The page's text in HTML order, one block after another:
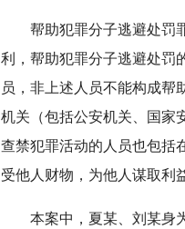
帮助犯罪分子逃避处罚罪
利，帮助犯罪分子逃避处罚
员，非上述人员不能构成帮
机关（包括公安机关、国家
查禁犯罪活动的人员也包括
受他人财物，为他人谋取利
本案中，夏某、刘某身为